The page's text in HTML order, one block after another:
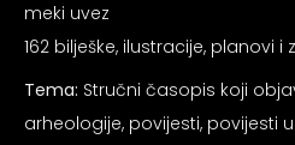
meki uvez
162 bilješke, ilustracije, planovi
Tema: Stručni časopis koji
arheologije, povijesti, povijesti
vida